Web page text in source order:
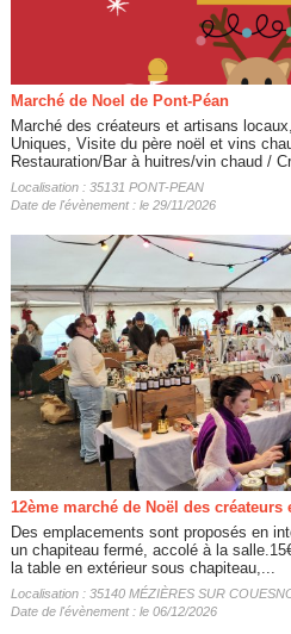
Marché de Noel de Pont-Péan
Marché des créateurs et artisans
Uniques, Visite du père noël et vins
Restauration/Bar à huitres/vin chaud /
Localisation : 35131 PONT-PEAN
Date de l'évènement : le 29/11/2026
12ème marché de Noël des
Des emplacements sont proposés en
un chapiteau fermé, accolé à la
la table en extérieur sous chapiteau,...
Localisation : 35140 MÉZIÈRES SUR
Date de l'évènement : le 06/12/2026